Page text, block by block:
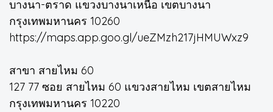
บางนา-ตราด แขวงบางนาเหนือ เขตบางนา
กรุงเทพมหานคร 10260
https://maps.app.goo.gl/ueZMzh217jHMUWxz9
สาขา สายไหม 60
127 77 ซอย สายไหม 60 แขวงสายไหม เขตสายไหม
กรุงเทพมหานคร 10220